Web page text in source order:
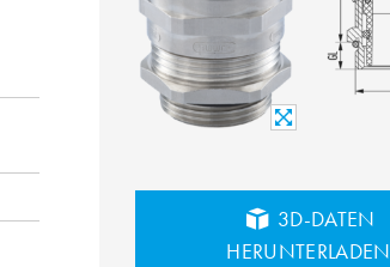
3D-DATEN
HERUNTERLADEN